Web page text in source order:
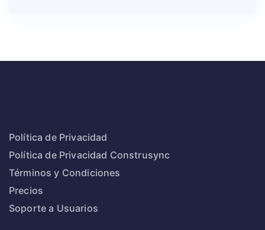
Política de Privacidad
Política de Privacidad Construsync
Términos y Condiciones
Precios
Soporte a Usuarios